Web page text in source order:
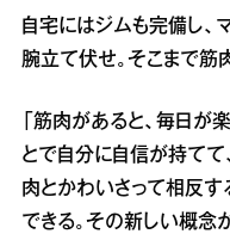
自宅にはジムも完備し
腕立て伏せ。そこまで筋
「筋肉があると、毎日
とで自分に自信が持てて
肉とかわいさって相反
できる。その新しい概念